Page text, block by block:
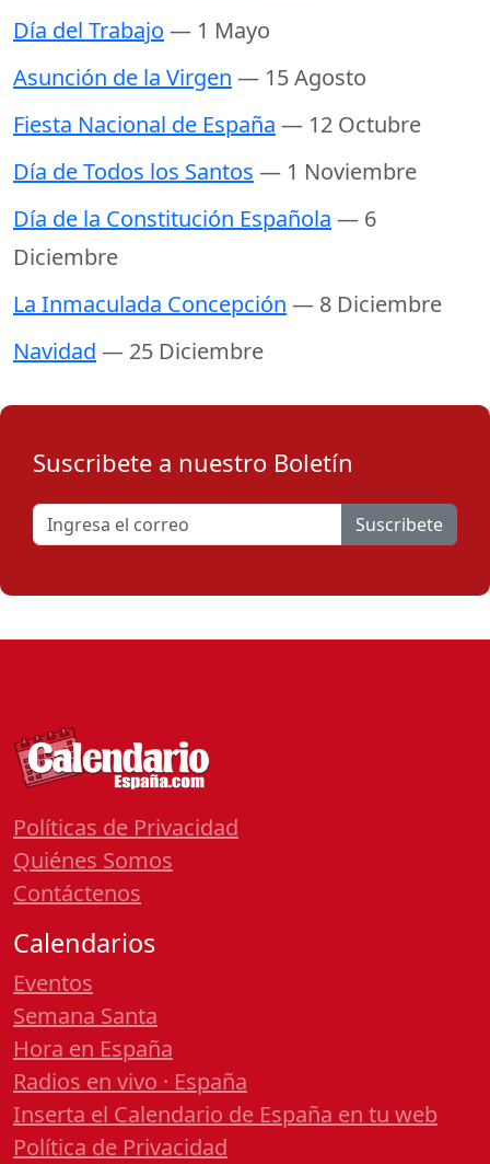
Día del Trabajo — 1 Mayo
Asunción de la Virgen — 15 Agosto
Fiesta Nacional de España — 12 Octubre
Día de Todos los Santos — 1 Noviembre
Día de la Constitución Española — 6
Diciembre
La Inmaculada Concepción — 8 Diciembre
Navidad — 25 Diciembre
Suscribete a nuestro Boletín
Suscribete
Políticas de Privacidad
Quiénes Somos
Contáctenos
Calendarios
Eventos
Semana Santa
Hora en España
Radios en vivo · España
Inserta el Calendario de España en tu web
Política de Privacidad